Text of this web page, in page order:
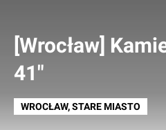
[Wrocław]
41"
WROCŁAW, STARE MIASTO